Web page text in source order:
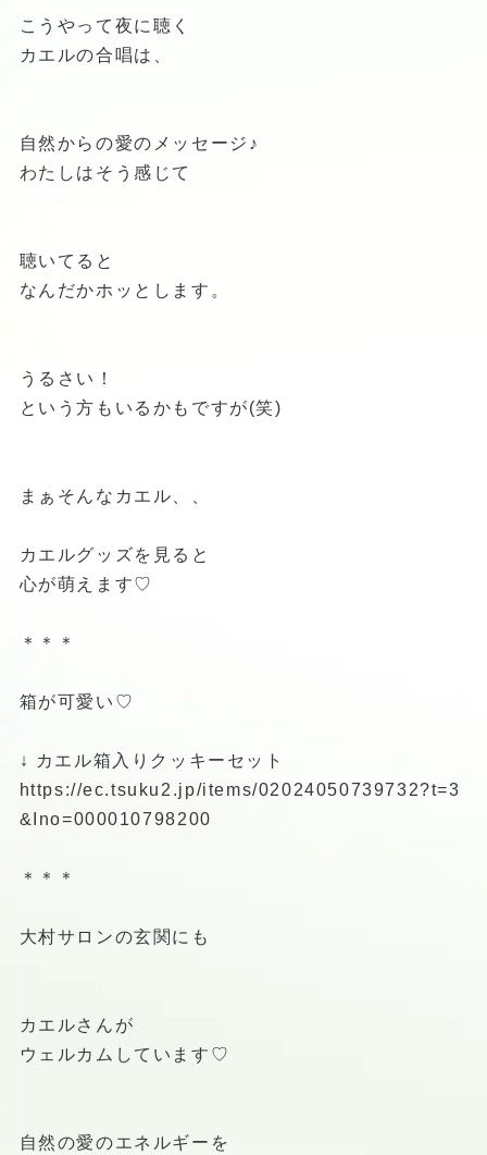
こうやって夜に聴く
カエルの合唱は、
自然からの愛のメッセージ♪
わたしはそう感じて
聴いてると
なんだかホッとします。
うるさい！
という方もいるかもですが(笑)
まぁそんなカエル、、
カエルグッズを見ると
心が萌えます♡
＊＊＊
箱が可愛い♡
↓ カエル箱入りクッキーセット
https://ec.tsuku2.jp/items/02024050739732?t=3
&Ino=000010798200
＊＊＊
大村サロンの玄関にも
カエルさんが
ウェルカムしています♡
自然の愛のエネルギーを